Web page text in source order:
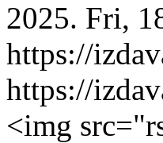
2025. Fri,
https://
https://
<img